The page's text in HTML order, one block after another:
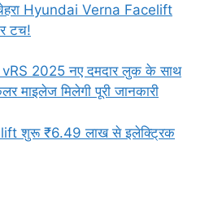
Hyundai Verna Facelift
टच!
2025 नए दमदार लुक के साथ
माइलेज मिलेगी पूरी जानकारी
शुरू ₹6.49 लाख से इलेक्ट्रिक